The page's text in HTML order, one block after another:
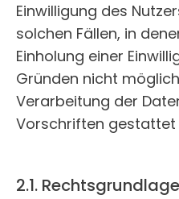
Einwilligung des
solchen Fällen, in
Einholung einer
Gründen nicht
Verarbeitung der
Vorschriften gestattet
2.1.